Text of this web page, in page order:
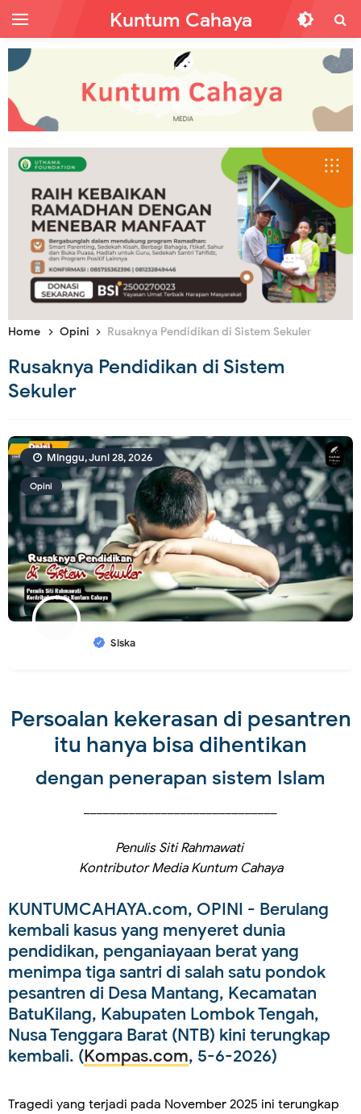
Kuntum Cahaya
Home Opini Rusaknya Pendidikan di Sistem Sekuler
Rusaknya Pendidikan di Sistem
Sekuler
Opini
Siska
Minggu, Juni 28, 2026
Persoalan kekerasan di pesantren
itu hanya bisa dihentikan
dengan penerapan sistem Islam
Penulis Siti Rahmawati
Kontributor Media Kuntum Cahaya
KUNTUMCAHAYA.com, OPINI - Berulang
kembali kasus yang menyeret dunia
pendidikan, penganiayaan berat yang
menimpa tiga santri di salah satu pondok
pesantren di Desa Mantang, Kecamatan
BatuKilang, Kabupaten Lombok Tengah,
Nusa Tenggara Barat (NTB) kini terungkap
kembali. (Kompas.com, 5-6-2026)
Tragedi yang terjadi pada November 2025 ini terungkap